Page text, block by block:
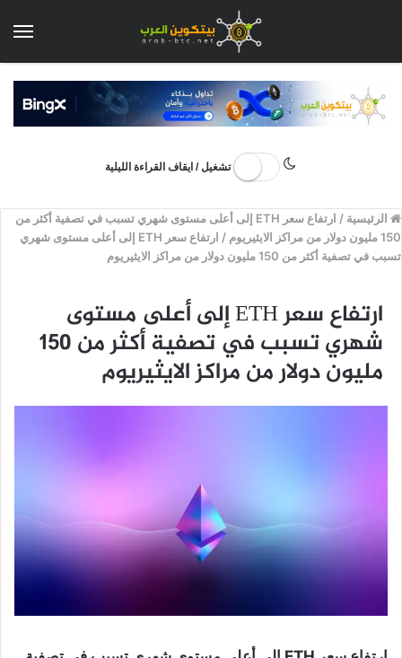
تشغيل / ايقاف القراءة الليلية
الرئيسية /
ارتفاع سعر ETH إلى أعلى مستوى شهري تسبب في تصفية أكثر من
150 مليون دولار من مراكز الايثيريوم
/
ارتفاع سعر ETH إلى أعلى مستوى شهري
تسبب في تصفية أكثر من 150 مليون دولار من مراكز الايثيريوم
ارتفاع سعر ETH إلى أعلى مستوى
شهري تسبب في تصفية أكثر من 150
مليون دولار من مراكز الايثيريوم